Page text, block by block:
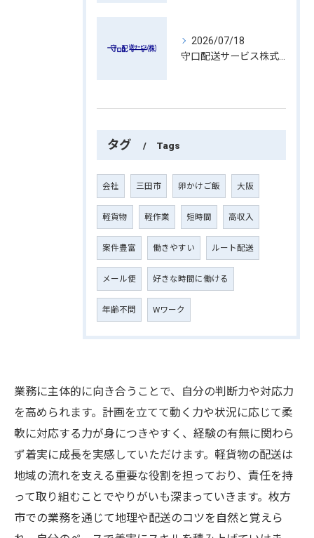
2026/07/18
タグ Tags
会社 三田市 卵かけご飯 大阪
軽貨物 軽作業 短時間 高収入
案件豊富 働きやすい ルート配送
メール便 好きな時間に働ける
年齢不問 Wワーク
業務に主体的に向き合うことで、自分の判断力や対応力
を高められます。計画を立てて動く力や状況に応じて柔
軟に対応する力が身につきやすく、経験の有無に関わら
ず着実に成長を実感していただけます。軽貨物の配送は
地域の流れを支える重要な役割を担っており、責任を持
って取り組むことでやりがいも深まっていきます。枚方
市での業務を通じて地理や配送のコツを自然と覚えら